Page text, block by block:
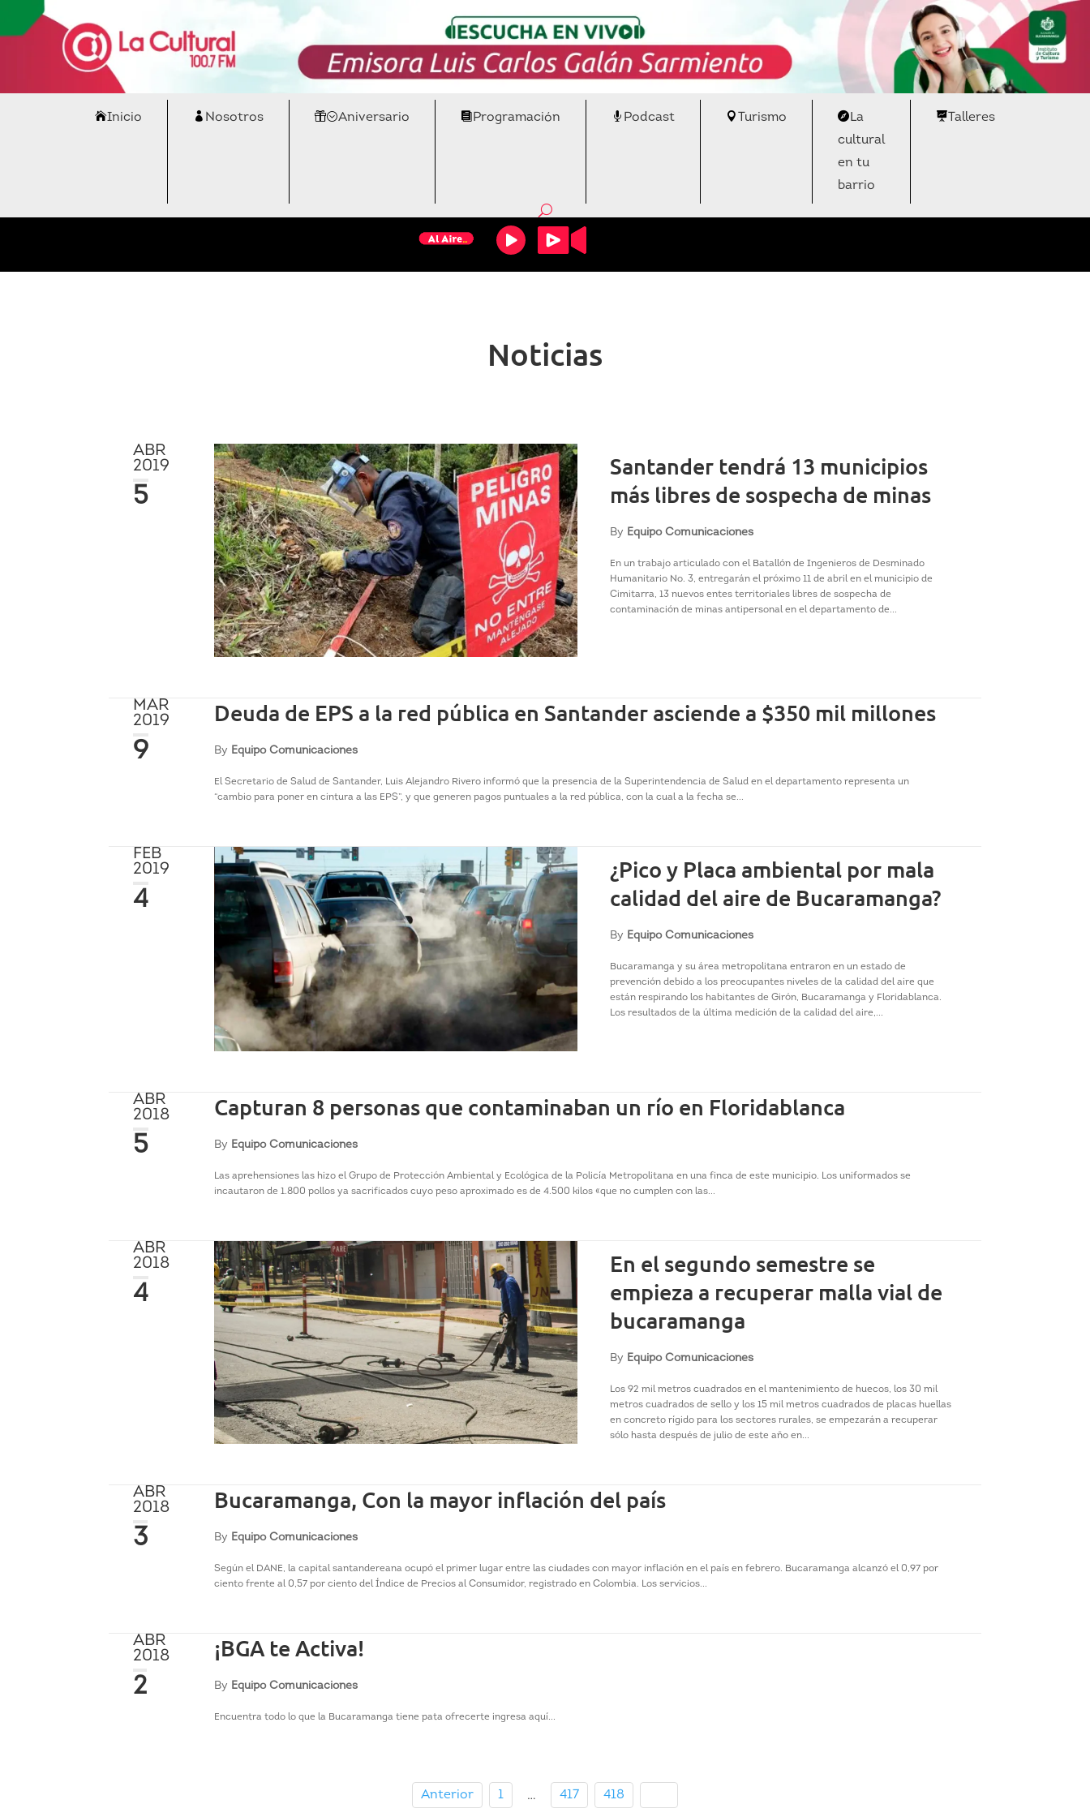
Inicio Nosotros Aniversario Programación Podcast Turismo
La
cultural
en tu
barrio
Talleres
Noticias
ABR
2019
5
Santander tendrá 13 municipios
más libres de sospecha de minas
By Equipo Comunicaciones
En un trabajo articulado con el Batallón de Ingenieros de Desminado
Humanitario No. 3, entregarán el próximo 11 de abril en el municipio de
Cimitarra, 13 nuevos entes territoriales libres de sospecha de
contaminación de minas antipersonal en el departamento de...
MAR
2019
9
Deuda de EPS a la red pública en Santander asciende a $350 mil millones
By Equipo Comunicaciones
El Secretario de Salud de Santander, Luis Alejandro Rivero informó que la presencia de la Superintendencia de Salud en el departamento representa un
“cambio para poner en cintura a las EPS”, y que generen pagos puntuales a la red pública, con la cual a la fecha se...
FEB
2019
4
¿Pico y Placa ambiental por mala
calidad del aire de Bucaramanga?
By Equipo Comunicaciones
Bucaramanga y su área metropolitana entraron en un estado de
prevención debido a los preocupantes niveles de la calidad del aire que
están respirando los habitantes de Girón, Bucaramanga y Floridablanca.
Los resultados de la última medición de la calidad del aire,...
ABR
2018
5
Capturan 8 personas que contaminaban un río en Floridablanca
By Equipo Comunicaciones
Las aprehensiones las hizo el Grupo de Protección Ambiental y Ecológica de la Policía Metropolitana en una finca de este municipio. Los uniformados se
incautaron de 1.800 pollos ya sacrificados cuyo peso aproximado es de 4.500 kilos «que no cumplen con las...
ABR
2018
4
En el segundo semestre se
empieza a recuperar malla vial de
bucaramanga
By Equipo Comunicaciones
Los 92 mil metros cuadrados en el mantenimiento de huecos, los 30 mil
metros cuadrados de sello y los 15 mil metros cuadrados de placas huellas
en concreto rígido para los sectores rurales, se empezarán a recuperar
sólo hasta después de julio de este año en...
ABR
2018
3
Bucaramanga, Con la mayor inflación del país
By Equipo Comunicaciones
Según el DANE, la capital santandereana ocupó el primer lugar entre las ciudades con mayor inflación en el país en febrero. Bucaramanga alcanzó el 0,97 por
ciento frente al 0,57 por ciento del Índice de Precios al Consumidor, registrado en Colombia. Los servicios...
ABR
2018
2
¡BGA te Activa!
By Equipo Comunicaciones
Encuentra todo lo que la Bucaramanga tiene pata ofrecerte ingresa aquí...
Anterior 1 … 417 418